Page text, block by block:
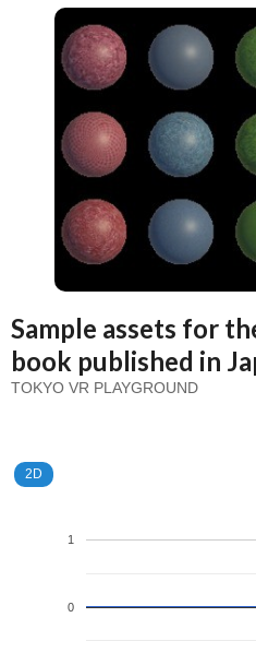
Sample assets for
book published in
TOKYO VR PLAYGROUND
2D
0
1